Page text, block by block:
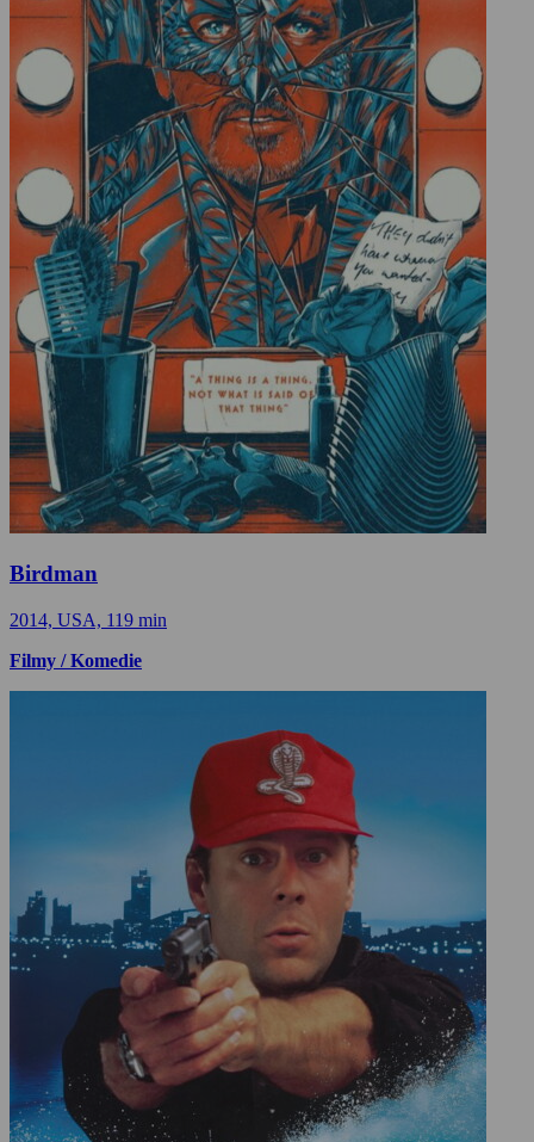
Birdman
2014, USA, 119 min
Filmy / Komedie